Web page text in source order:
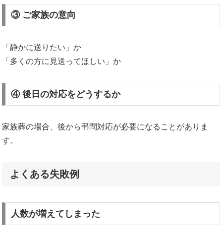
③ ご家族の意向
「静かに送りたい」か
「多くの方に見送ってほしい」か
④ 後日の対応をどうするか
家族葬の場合、後から弔問対応が必要になることがありま
す。
よくある失敗例
人数が増えてしまった